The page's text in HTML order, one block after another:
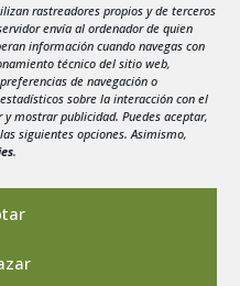
rastreadores propios y de terceros
envía al ordenador de quien
información cuando navegas con
técnico del sitio web,
de navegación o
sobre la interacción con el
mostrar publicidad. Puedes aceptar,
siguientes opciones. Asimismo,
.
7 8
9
14 15
16
21 22
23
28 29
30